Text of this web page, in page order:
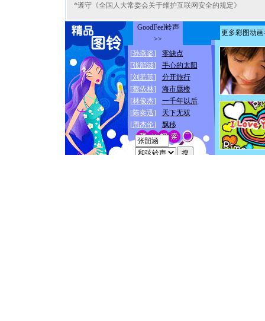
*遵守《全国人大常委会关于维护互联网安全的规定》